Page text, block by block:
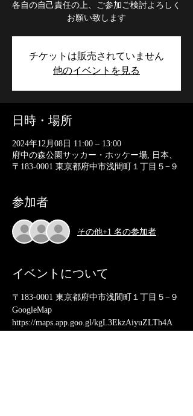
各自の自己責任の上、ご参加ご検討よろしく
お願い致します
チケットは販売されていません
他のイベントを見る
日時・場所
2024年12月08日 11:00 – 13:00
府中の森公園サッカー・ホッケー場, 日本、
〒183-0001 東京都府中市浅間町１丁目５−９
参加者
その他+1 名の参加者
イベントについて
〒183-0001 東京都府中市浅間町１丁目５−９
GoogleMap
https://maps.app.goo.gl/kgL3EkzAiyuZLTh4A